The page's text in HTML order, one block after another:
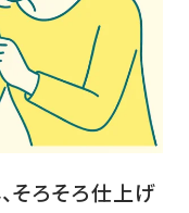
そろそろ仕上げ